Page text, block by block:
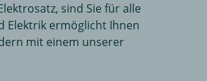
sind Sie für alle
Elektrik ermöglicht Ihnen
mit einem unserer